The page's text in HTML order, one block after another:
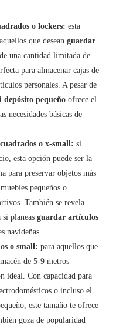
o lockers: esta
que desean guardar
una cantidad limitada de
para almacenar cajas de
personales. A pesar de
depósito pequeño ofrece el
necesidades básicas de
o x-small: si
esta opción puede ser la
para preservar objetos más
pequeños o
También se revela
planeas guardar artículos
navideñas.
o small: para aquellos que
de 5-9 metros
ideal. Con capacidad para
o incluso el
este tamaño te ofrece
goza de popularidad